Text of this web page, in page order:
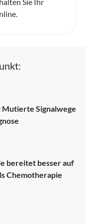
Signalwege
bereitet besser auf
Chemotherapie